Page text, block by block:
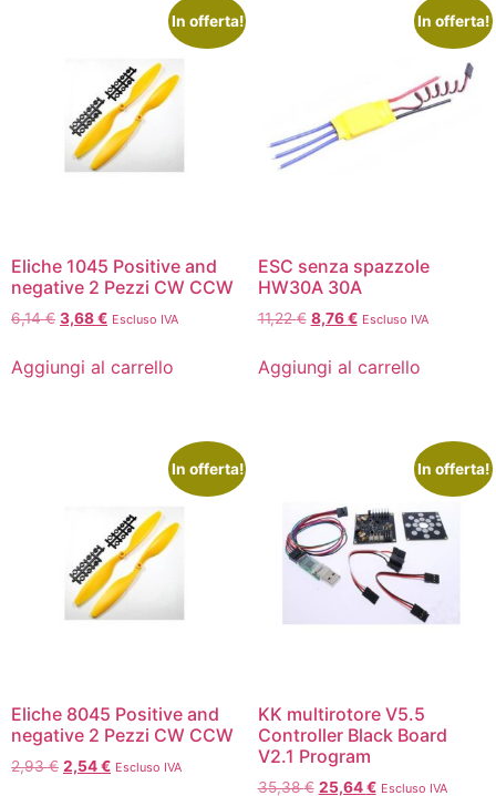
In offerta!
Eliche 1045 Positive and
negative 2 Pezzi CW CCW
6,14€ 3,68€ Escluso IVA
Aggiungi al carrello
In offerta!
ESC senza spazzole
HW30A 30A
11,22€ 8,76€ Escluso IVA
Aggiungi al carrello
In offerta!
Eliche 8045 Positive and
negative 2 Pezzi CW CCW
2,93€ 2,54€ Escluso IVA
In offerta!
KK multirotore V5.5
Controller Black Board
V2.1 Program
35,38€ 25,64€ Escluso IVA